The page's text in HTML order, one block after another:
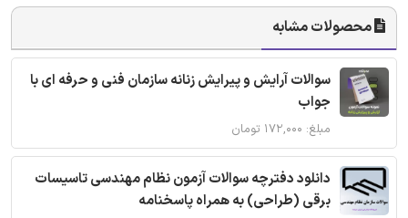
محصولات مشابه
سوالات آرایش و پیرایش زنانه سازمان فنی و حرفه ای با
جواب
مبلغ: ۱۷۲,۰۰۰ تومان
دانلود دفترچه سوالات آزمون نظام مهندسی تاسیسات
برقی (طراحی) به همراه پاسخنامه